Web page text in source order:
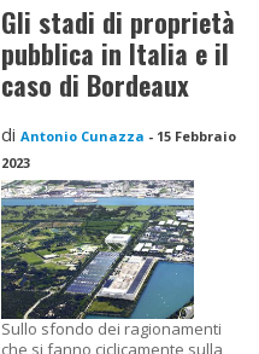
Gli stadi di proprietà
pubblica in Italia e il
caso di Bordeaux
di Antonio Cunazza - 15 Febbraio
2023
Sullo sfondo dei ragionamenti
che si fanno ciclicamente sulla